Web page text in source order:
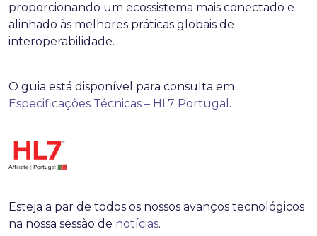
proporcionando um ecossistema mais conectado e
alinhado às melhores práticas globais de
interoperabilidade.
O guia está disponível para consulta em
Especificações Técnicas – HL7 Portugal .
Esteja a par de todos os nossos avanços tecnológicos
na nossa sessão de notícias.